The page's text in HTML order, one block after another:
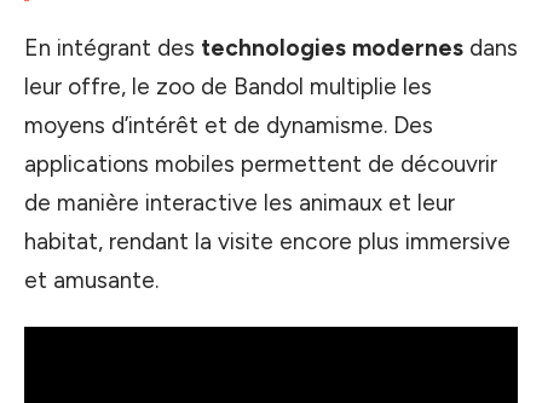
En intégrant des technologies modernes dans
leur offre, le zoo de Bandol multiplie les
moyens d’intérêt et de dynamisme. Des
applications mobiles permettent de découvrir
de manière interactive les animaux et leur
habitat, rendant la visite encore plus immersive
et amusante.